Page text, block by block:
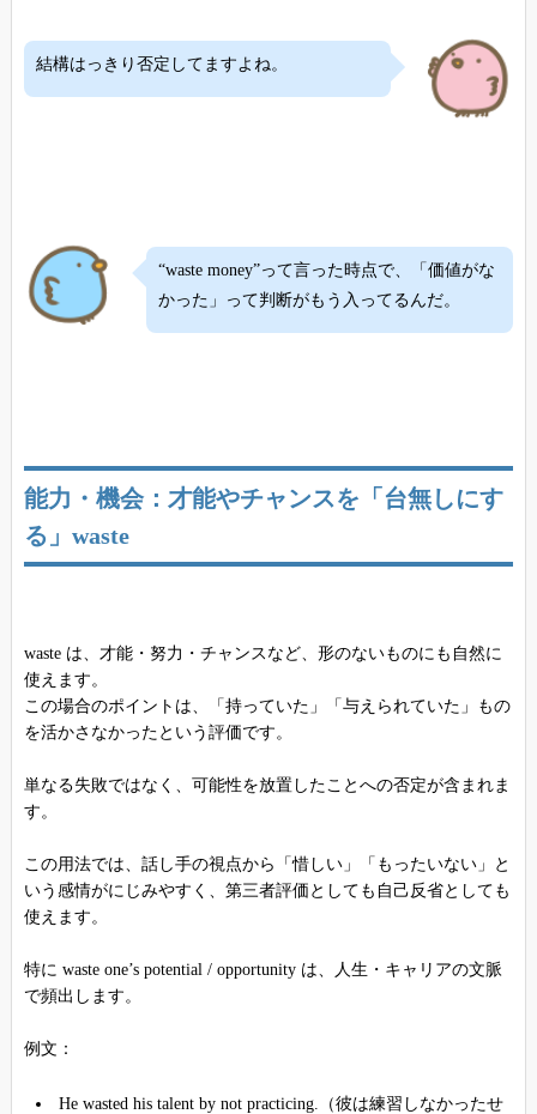
結構はっきり否定してますよね。
“waste money”って言った時点で、「価値がな
かった」って判断がもう入ってるんだ。
能力・機会：才能やチャンスを「台無しにす
る」waste
waste は、才能・努力・チャンスなど、形のないものにも自然に
使えます。
この場合のポイントは、「持っていた」「与えられていた」もの
を活かさなかったという評価です。
単なる失敗ではなく、可能性を放置したことへの否定が含まれま
す。
この用法では、話し手の視点から「惜しい」「もったいない」と
いう感情がにじみやすく、第三者評価としても自己反省としても
使えます。
特に waste one’s potential / opportunity は、人生・キャリアの文脈
で頻出します。
例文：
He wasted his talent by not practicing.（彼は練習しなかったせ